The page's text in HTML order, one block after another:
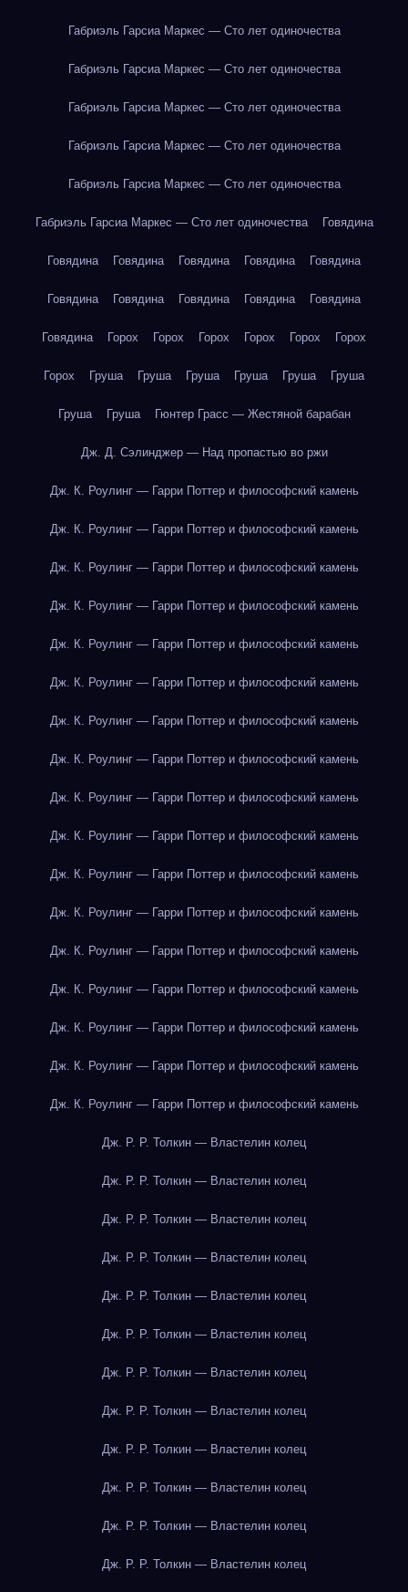
Габриэль Гарсиа Маркес — Сто лет одиночества
Габриэль Гарсиа Маркес — Сто лет одиночества
Габриэль Гарсиа Маркес — Сто лет одиночества
Габриэль Гарсиа Маркес — Сто лет одиночества
Габриэль Гарсиа Маркес — Сто лет одиночества
Габриэль Гарсиа Маркес — Сто лет одиночества Говядина
Говядина Говядина Говядина Говядина Говядина
Говядина Говядина Говядина Говядина Говядина
Говядина Горох Горох Горох Горох Горох Горох
Горох Груша Груша Груша Груша Груша Груша
Груша Груша Гюнтер Грасс — Жестяной барабан
Дж. Д. Сэлинджер — Над пропастью во ржи
Дж. К. Роулинг — Гарри Поттер и философский камень
Дж. К. Роулинг — Гарри Поттер и философский камень
Дж. К. Роулинг — Гарри Поттер и философский камень
Дж. К. Роулинг — Гарри Поттер и философский камень
Дж. К. Роулинг — Гарри Поттер и философский камень
Дж. К. Роулинг — Гарри Поттер и философский камень
Дж. К. Роулинг — Гарри Поттер и философский камень
Дж. К. Роулинг — Гарри Поттер и философский камень
Дж. К. Роулинг — Гарри Поттер и философский камень
Дж. К. Роулинг — Гарри Поттер и философский камень
Дж. К. Роулинг — Гарри Поттер и философский камень
Дж. К. Роулинг — Гарри Поттер и философский камень
Дж. К. Роулинг — Гарри Поттер и философский камень
Дж. К. Роулинг — Гарри Поттер и философский камень
Дж. К. Роулинг — Гарри Поттер и философский камень
Дж. К. Роулинг — Гарри Поттер и философский камень
Дж. К. Роулинг — Гарри Поттер и философский камень
Дж. Р. Р. Толкин — Властелин колец
Дж. Р. Р. Толкин — Властелин колец
Дж. Р. Р. Толкин — Властелин колец
Дж. Р. Р. Толкин — Властелин колец
Дж. Р. Р. Толкин — Властелин колец
Дж. Р. Р. Толкин — Властелин колец
Дж. Р. Р. Толкин — Властелин колец
Дж. Р. Р. Толкин — Властелин колец
Дж. Р. Р. Толкин — Властелин колец
Дж. Р. Р. Толкин — Властелин колец
Дж. Р. Р. Толкин — Властелин колец
Дж. Р. Р. Толкин — Властелин колец